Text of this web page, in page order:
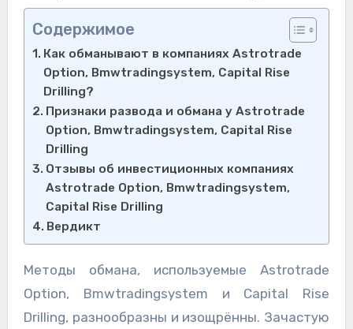
Содержимое
Как обманывают в компаниях Astrotrade
Option, Bmwtradingsystem, Capital Rise
Drilling?
Признаки развода и обмана у Astrotrade
Option, Bmwtradingsystem, Capital Rise
Drilling
Отзывы об инвестиционных компаниях
Astrotrade Option, Bmwtradingsystem,
Capital Rise Drilling
Вердикт
Методы обмана, используемые Astrotrade
Option, Bmwtradingsystem и Capital Rise
Drilling, разнообразны и изощрённы. Зачастую